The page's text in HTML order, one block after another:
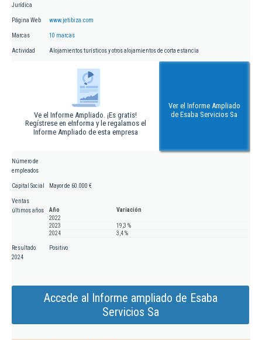
Jurídica
Página Web www.jetibiza.com
Marcas 10 marcas
Actividad Alojamientos turísticos y otros alojamientos de corta estancia
Ve el Informe Ampliado. ¡Es gratis!
Regístrese en eInforma y le regalamos el
Informe Ampliado de esta empresa
Ver el Informe Ampliado
de Esaba Servicios Sa
Número de
empleados
Capital Social Mayor de 60.000 €
Ventas
últimos años
Año
Variación
2022
2023
19,3 %
2024
3,4 %
Resultado
2024
Positivo
Accede al Informe ampliado de Esaba
Servicios Sa